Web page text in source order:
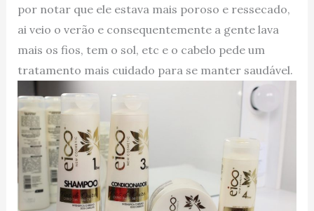
por notar que ele estava mais poroso e ressecado,
ai veio o verão e consequentemente a gente lava
mais os fios, tem o sol, etc e o cabelo pede um
tratamento mais cuidado para se manter saudável.